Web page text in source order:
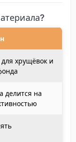
хрущёвок и
делится на